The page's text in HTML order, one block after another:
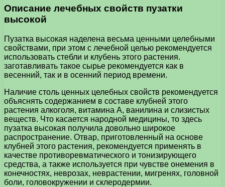
Описание лечебных свойств пузатки
высокой
Пузатка высокая наделена весьма ценными целебными
свойствами, при этом с лечебной целью рекомендуется
использовать стебли и клубень этого растения.
заготавливать такое сырье рекомендуется как в
весенний, так и в осенний период времени.
Наличие столь ценных целебных свойств рекомендуется
объяснять содержанием в составе клубней этого
растения алкоголя, витамина А, ванилина и слизистых
веществ. Что касается народной медицины, то здесь
пузатка высокая получила довольно широкое
распространение. Отвар, приготовленный на основе
клубней этого растения, рекомендуется применять в
качестве противоревматического и тонизирующего
средства, а также используется при чувстве онемения в
конечностях, неврозах, неврастении, мигренях, головной
боли, головокружении и склеродермии.